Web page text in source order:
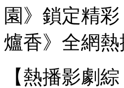
園》鎖定精
爐香》全網
【熱播影劇